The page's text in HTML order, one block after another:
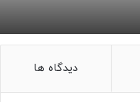
دیدگاه ها